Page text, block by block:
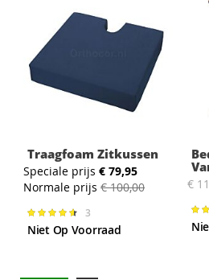
Traagfoam Zitkussen
Speciale prijs € 79,95
Normale prijs € 100,00
Waardering:
93%
3
Niet Op Voorraad
€